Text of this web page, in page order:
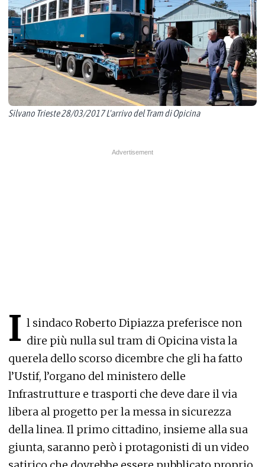
Silvano Trieste 28/03/2017 L'arrivo del Tram di Opicina
I l sindaco Roberto Dipiazza preferisce non
dire più nulla sul tram di Opicina vista la
querela dello scorso dicembre che gli ha fatto
l’Ustif, l’organo del ministero delle
Infrastrutture e trasporti che deve dare il via
libera al progetto per la messa in sicurezza
della linea. Il primo cittadino, insieme alla sua
giunta, saranno però i protagonisti di un video